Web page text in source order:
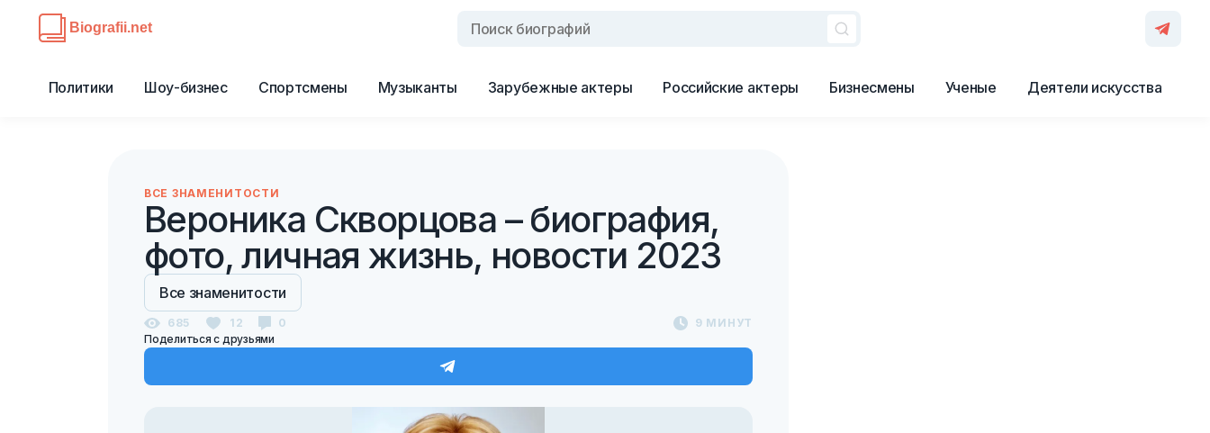
Политики Шоу-бизнес Спортсмены Музыканты Зарубежные актеры Российские актеры Бизнесмены Ученые Деятели искусства
ВСЕ ЗНАМЕНИТОСТИ
Вероника Скворцова – биография,
фото, личная жизнь, новости 2023
Все знаменитости
685 12 0
9 МИНУТ
Поделиться с друзьями